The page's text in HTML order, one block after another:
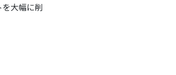
大幅に削